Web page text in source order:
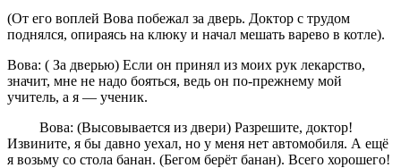
(От его воплей Вова побежал за дверь. Доктор с трудом
поднялся, опираясь на клюку и начал мешать варево в котле).
Вова: ( За дверью) Если он принял из моих рук лекарство,
значит, мне не надо бояться, ведь он по-прежнему мой
учитель, а я — ученик.
Вова: (Высовывается из двери) Разрешите, доктор!
Извините, я бы давно уехал, но у меня нет автомобиля. А ещё
я возьму со стола банан. (Бегом берёт банан). Всего хорошего!